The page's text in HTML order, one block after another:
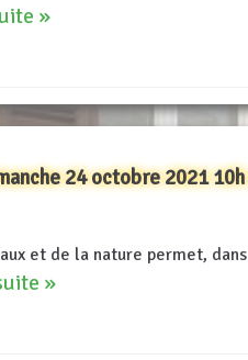
»
24 octobre 2021
et de la nature permet,
»